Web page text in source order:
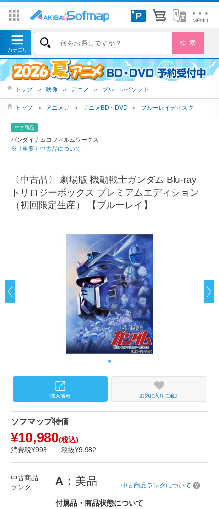
トップ ＞ 映像 ＞ アニメ ＞ ブルーレイソフト
トップ ＞ アニメガ ＞ アニメBD・DVD ＞ ブルーレイディスク
中古商品
バンダイナムコフィルムワークス
※〔重要〕中古品について
〔中古品〕 劇場版 機動戦士ガンダム Blu-ray
トリロジーボックス プレミアムエディション
（初回限定生産） 【ブルーレイ】
お気に入りに追加
ソフマップ特価
¥10,980(税込)
消費税¥998 税抜¥9,982
中古商品
ランク
A ：美品 中古商品ランクについて
付属品・商品状態について